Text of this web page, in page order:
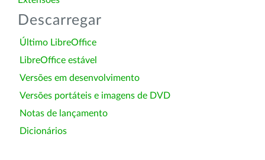
Descarregar
Último LibreOffice
LibreOffice estável
Versões em desenvolvimento
Versões portáteis e imagens de DVD
Notas de lançamento
Dicionários